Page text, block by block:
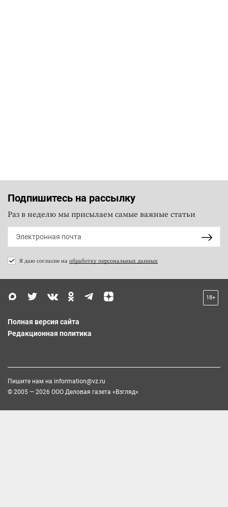
Подпишитесь на рассылку
Раз в неделю мы присылаем самые важные статьи
Я даю согласие на обработку персональных данных
18+
Полная версия сайта
Редакционная политика
Пишите нам на information@vz.ru
© 2005 — 2026 ООО Деловая газета «Взгляд»